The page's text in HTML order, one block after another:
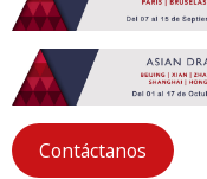
Contáctanos